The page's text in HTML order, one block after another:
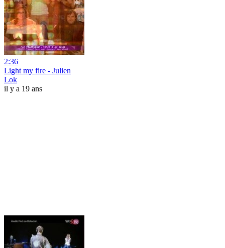
2:36
Light my fire - Julien
Lok
il y a 19 ans